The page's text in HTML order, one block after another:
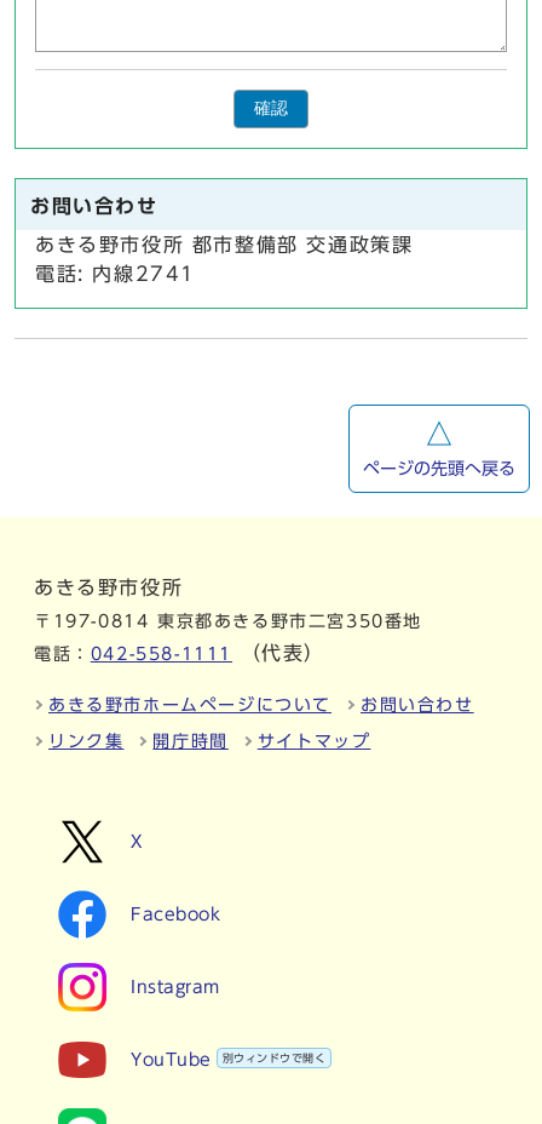
確認
お問い合わせ
あきる野市役所 都市整備部 交通政策課
電話: 内線2741
ページの先頭へ戻る
あきる野市役所
〒197-0814 東京都あきる野市二宮350番地
電話： 042-558-1111 （代表）
あきる野市ホームページについて お問い合わせ
リンク集 開庁時間 サイトマップ
X
Facebook
Instagram
YouTube 別ウィンドウで開く